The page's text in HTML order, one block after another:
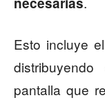
Esto incluye
pantalla que